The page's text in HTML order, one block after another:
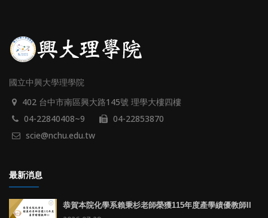
國立中興大學理學院
402 台中市南區興大路145號 理學大樓四樓
04-22840408~9
04-22853870
scie@nchu.edu.tw
最新消息
恭賀本院化學系賴秉杉老師榮獲115年度產學績優教師II